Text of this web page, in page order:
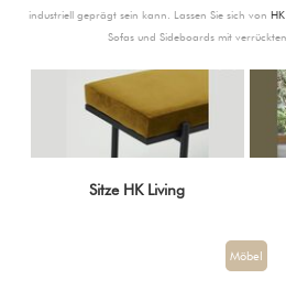
industriell geprägt sein kann. Lassen Sie sich von
Sofas und Sideboards mit
Sitze HK Living
Möbel